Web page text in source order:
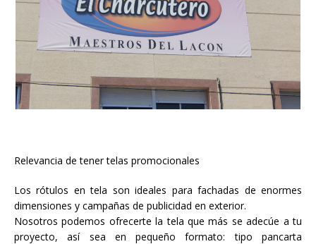
Relevancia de tener telas promocionales
Los rótulos en tela son ideales para fachadas de enormes
dimensiones y campañas de publicidad en exterior.
Nosotros podemos ofrecerte la tela que más se adecúe a tu
proyecto, así sea en pequeño formato: tipo pancarta